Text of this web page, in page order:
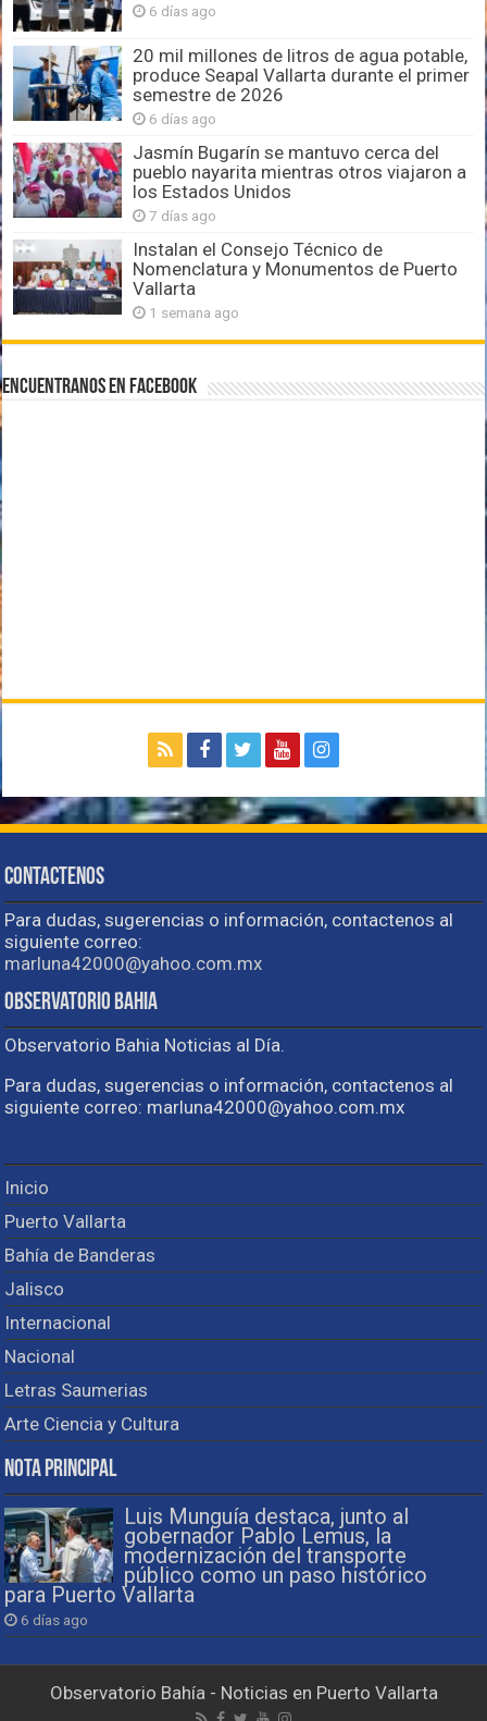
6 días ago
20 mil millones de litros de agua potable,
produce Seapal Vallarta durante el primer
semestre de 2026
6 días ago
Jasmín Bugarín se mantuvo cerca del
pueblo nayarita mientras otros viajaron a
los Estados Unidos
7 días ago
Instalan el Consejo Técnico de
Nomenclatura y Monumentos de Puerto
Vallarta
1 semana ago
Encuentranos en Facebook
Contactenos
Para dudas, sugerencias o información, contactenos al
siguiente correo:
marluna42000@yahoo.com.mx
Observatorio Bahia
Observatorio Bahia Noticias al Día.
Para dudas, sugerencias o información, contactenos al
siguiente correo: marluna42000@yahoo.com.mx
Inicio
Puerto Vallarta
Bahía de Banderas
Jalisco
Internacional
Nacional
Letras Saumerias
Arte Ciencia y Cultura
Nota Principal
Luis Munguía destaca, junto al
gobernador Pablo Lemus, la
modernización del transporte
público como un paso histórico
para Puerto Vallarta
6 días ago
Observatorio Bahía - Noticias en Puerto Vallarta